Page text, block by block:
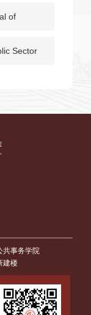
of
编辑委
Sector
共事务学院
建楼